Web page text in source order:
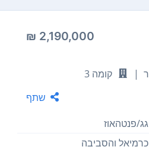
2,190,000 ₪
|
קומה 3
שתף
גג/פנטהאוז
כרמיאל והסביבה